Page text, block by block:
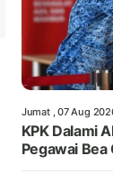
Jumat , 07 Aug
KPK Dalami
Pegawai Bea